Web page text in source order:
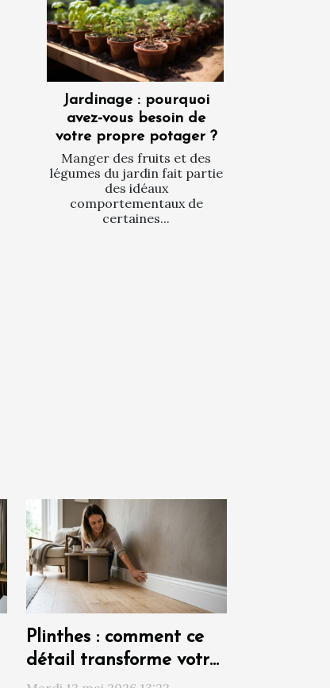
Jardinage : pourquoi
avez-vous besoin de
votre propre potager ?
Manger des fruits et des
légumes du jardin fait partie
des idéaux
comportementaux de
certaines...
Plinthes : comment ce
détail transforme votre
rénovation sans effort